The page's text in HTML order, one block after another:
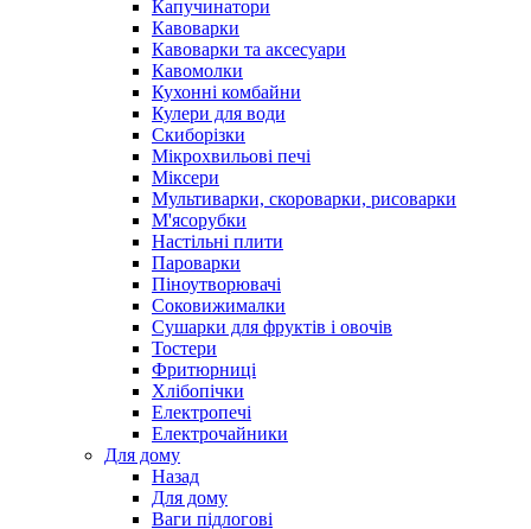
Капучинатори
Кавоварки
Кавоварки та аксесуари
Кавомолки
Кухонні комбайни
Кулери для води
Скиборізки
Мікрохвильові печі
Міксери
Мультиварки, скороварки, рисоварки
М'ясорубки
Настільні плити
Пароварки
Піноутворювачі
Соковижималки
Сушарки для фруктів і овочів
Тостери
Фритюрниці
Хлібопічки
Електропечі
Електрочайники
Для дому
Назад
Для дому
Ваги підлогові